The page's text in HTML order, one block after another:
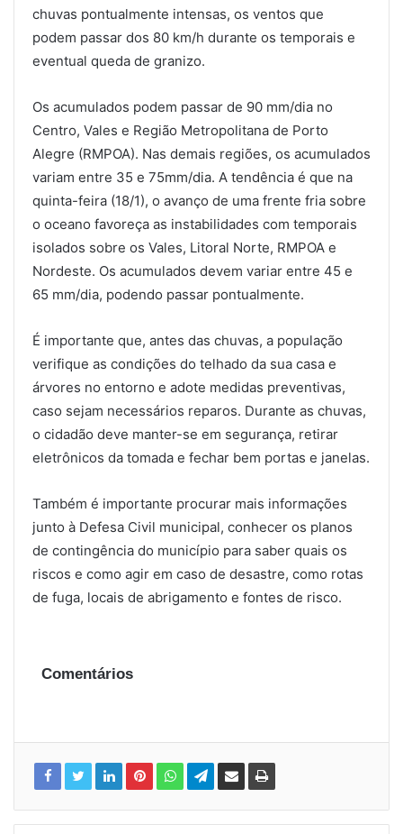
chuvas pontualmente intensas, os ventos que
podem passar dos 80 km/h durante os temporais e
eventual queda de granizo.
Os acumulados podem passar de 90 mm/dia no
Centro, Vales e Região Metropolitana de Porto
Alegre (RMPOA). Nas demais regiões, os acumulados
variam entre 35 e 75mm/dia. A tendência é que na
quinta-feira (18/1), o avanço de uma frente fria sobre
o oceano favoreça as instabilidades com temporais
isolados sobre os Vales, Litoral Norte, RMPOA e
Nordeste. Os acumulados devem variar entre 45 e
65 mm/dia, podendo passar pontualmente.
É importante que, antes das chuvas, a população
verifique as condições do telhado da sua casa e
árvores no entorno e adote medidas preventivas,
caso sejam necessários reparos. Durante as chuvas,
o cidadão deve manter-se em segurança, retirar
eletrônicos da tomada e fechar bem portas e janelas.
Também é importante procurar mais informações
junto à Defesa Civil municipal, conhecer os planos
de contingência do município para saber quais os
riscos e como agir em caso de desastre, como rotas
de fuga, locais de abrigamento e fontes de risco.
Comentários